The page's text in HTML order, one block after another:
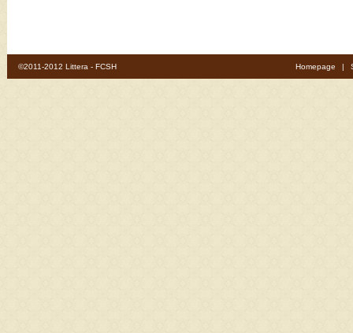
©2011-2012 Littera - FCSH Homepage |